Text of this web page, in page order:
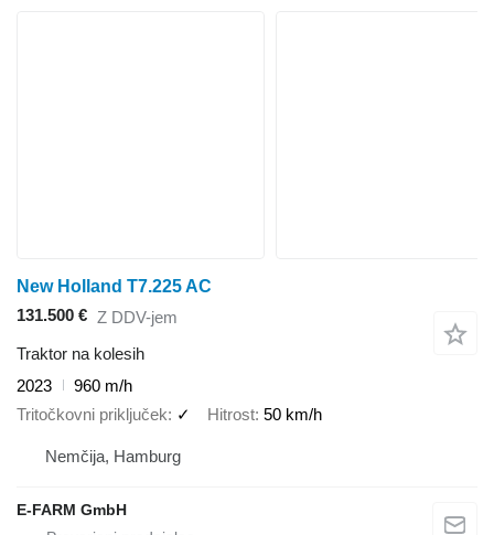
New Holland T7.225 AC
131.500 € Z DDV-jem
Traktor na kolesih
2023
960 m/h
Tritočkovni priključek
✓ Hitrost 50 km/h
Nemčija, Hamburg
E-FARM GmbH